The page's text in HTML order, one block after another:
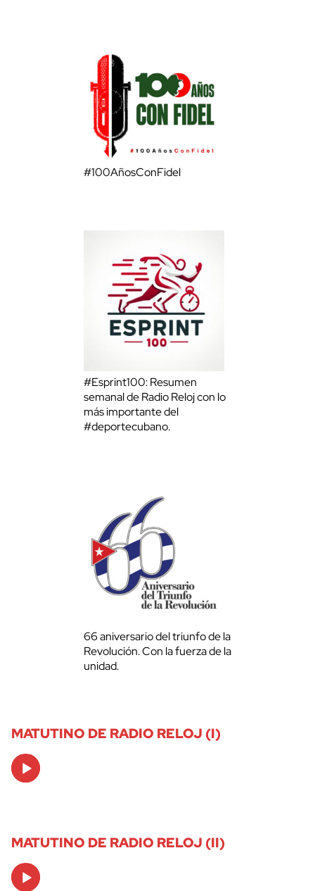
#100AñosConFidel
#Esprint100: Resumen
semanal de Radio Reloj con lo
más importante del
#deportecubano.
66 aniversario del triunfo de la
Revolución. Con la fuerza de la
unidad.
MATUTINO DE RADIO RELOJ (I)
Audio
Player
MATUTINO DE RADIO RELOJ (II)
Audio
Player